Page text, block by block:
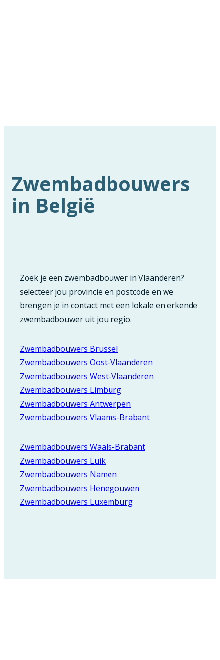
Zwembadbouwers
in België
Zoek je een zwembadbouwer in Vlaanderen?
selecteer jou provincie en postcode en we
brengen je in contact met een lokale en erkende
zwembadbouwer uit jou regio.
Zwembadbouwers Brussel
Zwembadbouwers Oost-Vlaanderen
Zwembadbouwers West-Vlaanderen
Zwembadbouwers Limburg
Zwembadbouwers Antwerpen
Zwembadbouwers Vlaams-Brabant
Zwembadbouwers Waals-Brabant
Zwembadbouwers Luik
Zwembadbouwers Namen
Zwembadbouwers Henegouwen
Zwembadbouwers Luxemburg